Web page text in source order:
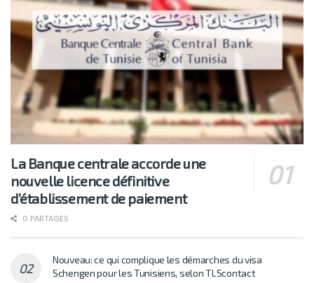
La Banque centrale accorde une
nouvelle licence définitive
d’établissement de paiement
0 PARTAGES
Nouveau: ce qui complique les démarches du visa
Schengen pour les Tunisiens, selon TLScontact